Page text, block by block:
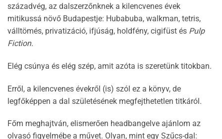
századvég, az dalszerzőnknek a kilencvenes évek
mitikussá növő Budapestje: Hubabuba, walkman, tetris,
válltömés, privatizáció, ifjúság, holdfény, cigifüst és Pulp
Fiction.
Elég csúnya és elég szép, amit azóta is szeretünk titokban.
Erről, a kilencvenes évekről (is) szól ez a könyv, de
legfőképpen a dal születésének megfejthetetlen titkáról.
Főm meghajtván, elismerően headbangelve ajánlom az
olvasó figyelmébe a művet. Olyan, mint egy Szűcs-dal: